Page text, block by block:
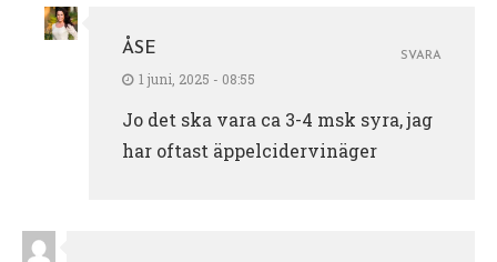
ÅSE
1 juni, 2025 - 08:55
Jo det ska vara ca 3-4 msk syra, jag
har oftast äppelcidervinäger
SVARA